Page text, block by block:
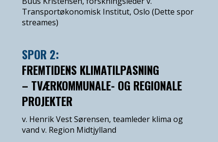
Transportøkonomisk Institut, Oslo (Dette spor
streames)
SPOR 2:
FREMTIDENS KLIMATILPASNING
– TVÆRKOMMUNALE- OG REGIONALE
PROJEKTER
v. Henrik Vest Sørensen, teamleder klima og
vand v. Region Midtjylland